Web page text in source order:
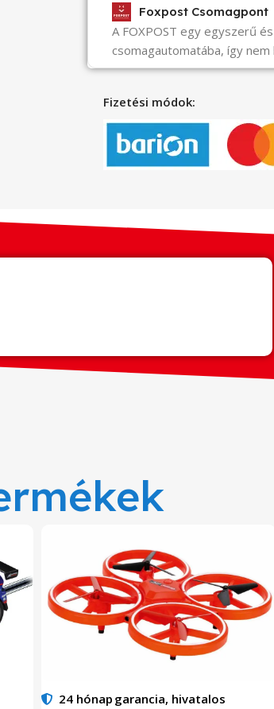
Foxpost Csomagpont
A FOXPOST egy egyszerű
csomagautomatába, így
Fizetési módok:
24 hónap garancia, hivatalos